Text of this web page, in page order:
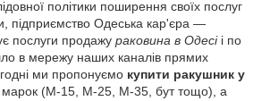
політики поширення своїх послуг
підприємство Одеська кар'єра —
послуги продажу раковина в Одесіі по
в мережу наших каналів прямих
ми пропонуємо купити ракушник у
марок (М-15, М-25, М-35, бут тощо), а